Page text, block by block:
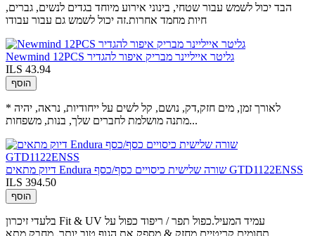
הבד יכול לשמש עבור שטחי, בינוני אירוע מיוחד בגדים לנשים, גברים,
חיות מחמד אחרות.זה יכול לשמש גם עבור עבודו
Newmind 12PCS גליטר אייליינר מבריק איפור להגדיר
ILS 43.94
הוסף
* לאורך זמן, מים חזק,דק, נושם, קל לשים על ייחודיות, נראה, יהיה
מתנה מושלמת לחברים שלך, בנות, משפחות...
דיוק מתאים Endura שורה שלישית כיסויים כסף/כסף GTD1122ENSS
ILS 394.50
הוסף
בלעדי זיכרון Fit & UV עמיד המעיל.כפול תפר / ריפוד כפול על
תחומים קריטיים מחזק & מספק את הגוף טוב יותר, מחבק מתא